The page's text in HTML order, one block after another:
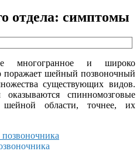
отдела: симптомы
многогранное и широко
поражает шейный позвоночный
существующих видов.
спинномозговые
области, точнее, их